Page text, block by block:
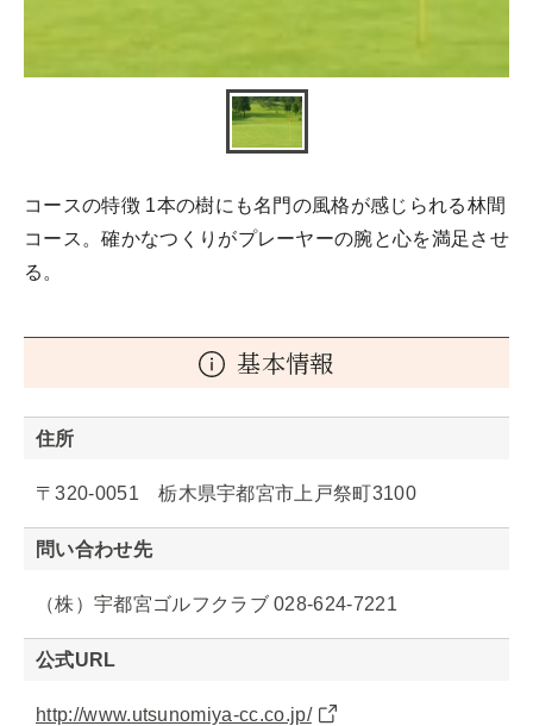
コースの特徴 1本の樹にも名門の風格が感じられる林間
コース。確かなつくりがプレーヤーの腕と心を満足させ
る。
基本情報
住所
〒320-0051 栃木県宇都宮市上戸祭町3100
問い合わせ先
（株）宇都宮ゴルフクラブ 028-624-7221
公式URL
http://www.utsunomiya-cc.co.jp/